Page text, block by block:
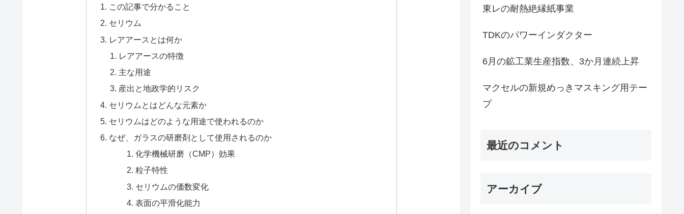
この記事で分かること
セリウム
レアアースとは何か
レアアースの特徴
主な用途
産出と地政学的リスク
セリウムとはどんな元素か
セリウムはどのような用途で使われるのか
なぜ、ガラスの研磨剤として使用されるのか
化学機械研磨（CMP）効果
粒子特性
セリウムの価数変化
表面の平滑化能力
東レの耐熱絶縁紙事業
TDKのパワーインダクター
6月の鉱工業生産指数、3か月連続上昇
マクセルの新規めっきマスキング用テー
プ
最近のコメント
アーカイブ